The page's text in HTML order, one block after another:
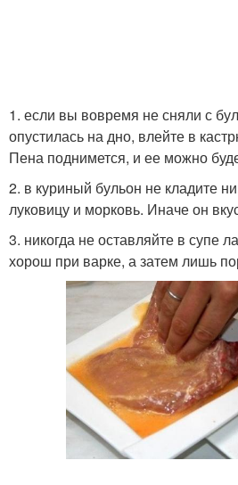
1. если вы вовремя не сняли с
опустилась на дно, влейте в
Пена поднимется, и ее можно
2. в куриный бульон не кладите
луковицу и морковь. Иначе он
3. никогда не оставляйте в супе
хорош при варке, а затем лишь